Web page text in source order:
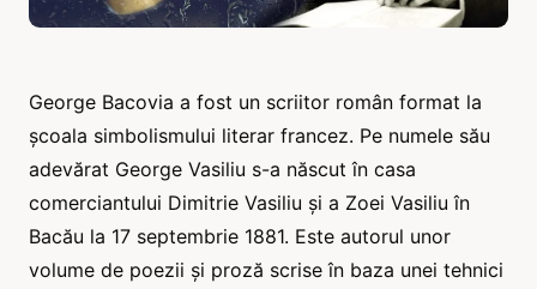
George Bacovia a fost un scriitor român format la
școala simbolismului literar francez. Pe numele său
adevărat George Vasiliu s-a născut în casa
comerciantului Dimitrie Vasiliu și a Zoei Vasiliu în
Bacău la 17 septembrie 1881. Este autorul unor
volume de poezii și proză scrise în baza unei tehnici